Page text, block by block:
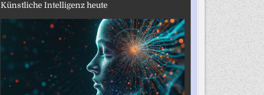
Künstliche Intelligenz heute